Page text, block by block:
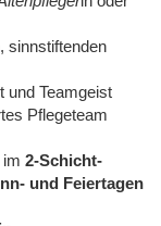
sinnstiftenden
und Teamgeist
Pflegeteam
2-Schicht-
und Feiertagen